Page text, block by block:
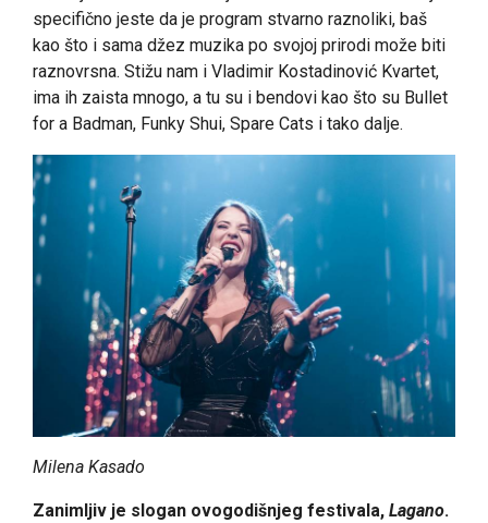
specifično jeste da je program stvarno raznoliki, baš
kao što i sama džez muzika po svojoj prirodi može biti
raznovrsna. Stižu nam i Vladimir Kostadinović Kvartet,
ima ih zaista mnogo, a tu su i bendovi kao što su Bullet
for a Badman, Funky Shui, Spare Cats i tako dalje.
Milena Kasado
Zanimljiv je slogan ovogodišnjeg festivala, Lagano.